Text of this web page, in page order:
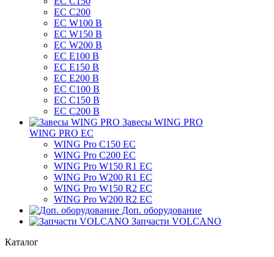
ЕС C200
ЕС W100 B
ЕС W150 B
ЕС W200 B
ЕС E100 B
ЕС E150 B
ЕС E200 B
ЕС C100 B
EC C150 B
ЕС C200 B
Завесы WING PRO
WING PRO EC
WING Pro C150 EC
WING Pro C200 EC
WING Pro W150 R1 EC
WING Pro W200 R1 EC
WING Pro W150 R2 EC
WING Pro W200 R2 EC
Доп. оборудование
Запчасти VOLCANO
Каталог